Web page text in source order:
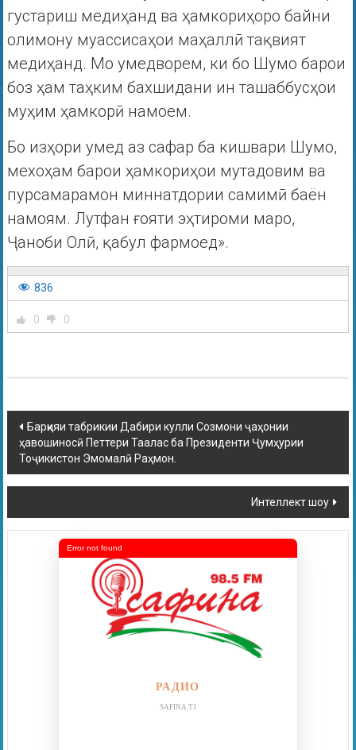
густариш медиҳанд ва ҳамкориҳоро байни
олимону муассисаҳои маҳаллӣ тақвият
медиҳанд. Мо умедворем, ки бо Шумо барои
боз ҳам таҳким бахшидани ин ташаббусҳои
муҳим ҳамкорӣ намоем.
Бо изҳори умед аз сафар ба кишвари Шумо,
мехоҳам барои ҳамкориҳои мутадовим ва
пурсамарамон миннатдории самимӣ баён
намоям. Лутфан ғояти эҳтироми маро,
Ҷаноби Олӣ, қабул фармоед».
836
0 0
Барқияи табрикии Дабири кулли Созмони ҷаҳонии
ҳавошиносӣ Петтери Таалас ба Президенти Ҷумҳурии
Тоҷикистон Эмомалӣ Раҳмон.
Интеллект шоу
РАДИО
SAFINA.TJ
Error not found